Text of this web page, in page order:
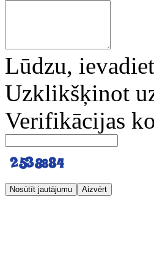
Lūdzu,
Uzklikšķinot
Verifikācijas
Nosūtīt jautājumu Aizvērt